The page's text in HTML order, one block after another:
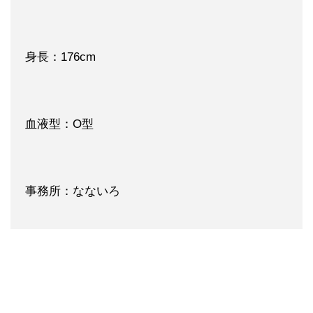
身長：176cm
血液型：O型
事務所：なないろ